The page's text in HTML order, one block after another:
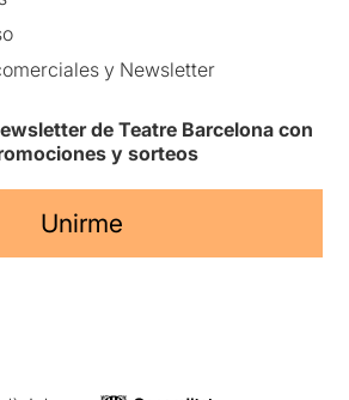
y Newsletter
de Teatre Barcelona con
y sorteos
Unirme